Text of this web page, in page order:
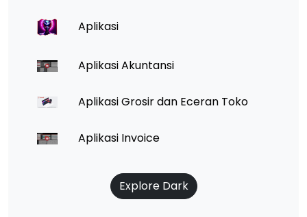
Aplikasi
Aplikasi Akuntansi
Aplikasi Grosir dan Eceran Toko
Aplikasi Invoice
Explore Dark